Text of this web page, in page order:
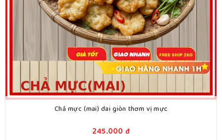
Chả mực (mai) dai giòn thơm vị mực
245.000đ